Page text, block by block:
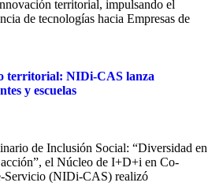
territorial, impulsando el
de tecnologías hacia Empresas de
territorial: NIDi-CAS lanza
y escuelas
de Inclusión Social: “Diversidad en
el Núcleo de I+D+i en Co-
Servicio (NIDi-CAS) realizó